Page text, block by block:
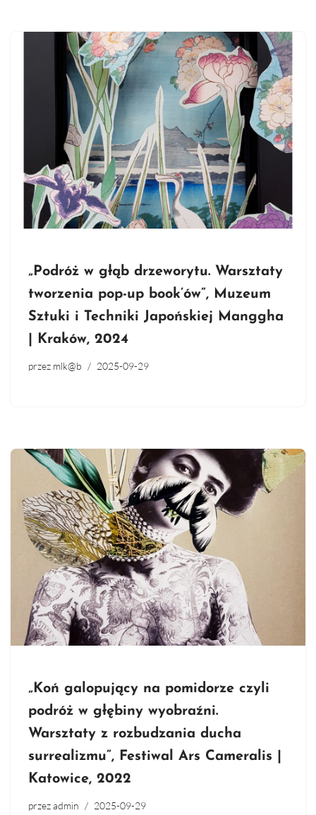
„Podróż w głąb drzeworytu. Warsztaty
tworzenia pop-up book’ów”, Muzeum
Sztuki i Techniki Japońskiej Manggha
| Kraków, 2024
przez mlk@b 2025-09-29
„Koń galopujący na pomidorze czyli
podróż w głębiny wyobraźni.
Warsztaty z rozbudzania ducha
surrealizmu”, Festiwal Ars Cameralis |
Katowice, 2022
przezadmin 2025-09-29